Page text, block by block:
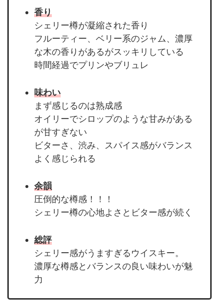
香り
シェリー樽が凝縮された香り
フルーティー、ベリー系のジャム、濃厚
な木の香りがあるがスッキリしている
時間経過でプリンやブリュレ
味わい
まず感じるのは熟成感
オイリーでシロップのような甘みがある
が甘すぎない
ビターさ、渋み、スパイス感がバランス
よく感じられる
余韻
圧倒的な樽感！！！
シェリー樽の心地よさとビター感が続く
総評
シェリー感がうますぎるウイスキー。
濃厚な樽感とバランスの良い味わいが魅
力